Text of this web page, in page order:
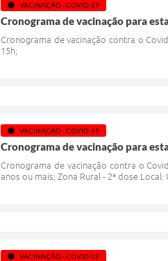
VACINAÇÃO - COVID-19
Cronograma de vacinação para
Cronograma de vacinação contra o
15h;
VACINAÇÃO - COVID-19
Cronograma de vacinação para
Cronograma de vacinação contra o
anos ou mais; Zona Rural - 2ª dose
VACINAÇÃO - COVID-19